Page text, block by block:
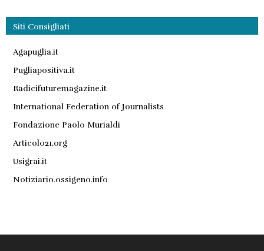
Siti Consigliati
Agapuglia.it
Pugliapositiva.it
Radicifuturemagazine.it
International Federation of Journalists
Fondazione Paolo Murialdi
Articolo21.org
Usigrai.it
Notiziario.ossigeno.info